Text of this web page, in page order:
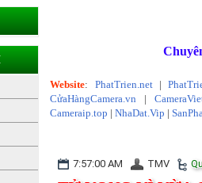
Website: PhatTrien.net|
CửaHàngCamera.vn |
Cameraip.top |NhaDat.Vip |
7:57:00 AM TMV